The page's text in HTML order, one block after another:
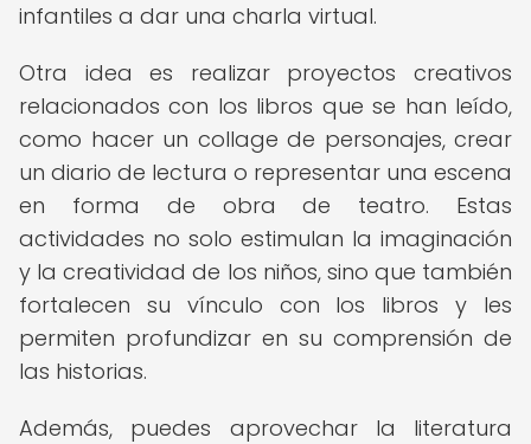
infantiles a dar una charla virtual.
Otra idea es realizar proyectos creativos
relacionados con los libros que se han leído,
como hacer un collage de personajes, crear
un diario de lectura o representar una escena
en forma de obra de teatro. Estas
actividades no solo estimulan la imaginación
y la creatividad de los niños, sino que también
fortalecen su vínculo con los libros y les
permiten profundizar en su comprensión de
las historias.
Además, puedes aprovechar la literatura